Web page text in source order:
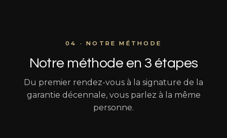
04 · NOTRE MÉTHODE
Notre méthode en 3 étapes
Du premier rendez-vous à la signature de la
garantie décennale, vous parlez à la même
personne.